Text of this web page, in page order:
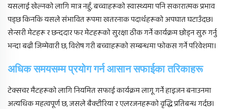
यसलाई खेल्नको लागि मात्र नहुँ, बच्चाहरूको स्वास्थ्यमा पनि सकारात्मक प्रभाव
पड्छ किनकि यसले संभावित रूपमा खतरनाक पदार्थहरूको अपघात घटाउँदछ।
सेन्सरी मेटहरू र छन्ददार फर मेटहरूको सुरक्षा ठीक गर्ने कार्यक्रम छोड्न सुरु गर्नु
भन्दा बढी जिम्मेवारी छ, विशेष गरी बच्चाहरूको सम्बन्धमा फोकस गर्ने परिवेशमा।
अधिक समयसम्म प्रयोग गर्न आसान सफाईका तरिकाहरू
टेक्सचर मैटहरूको लागि नियमित सफाई कार्यक्रम लागू गर्ने हाइजन बनाउनमा
अत्यधिक महत्वपूर्ण छ, जसले बैक्टीरिया र एलरजनहरूको वृद्धि प्रतिबन्ध गर्दछ।